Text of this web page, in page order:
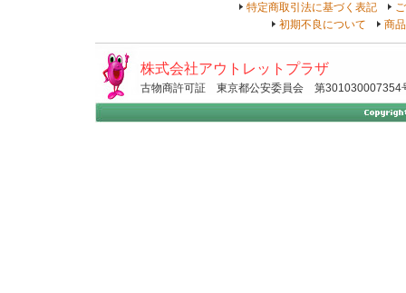
特定商取引法に基づく表記
初期不良について
商
株式会社アウトレットプラザ
古物商許可証 東京都公安委員会 第301030007354